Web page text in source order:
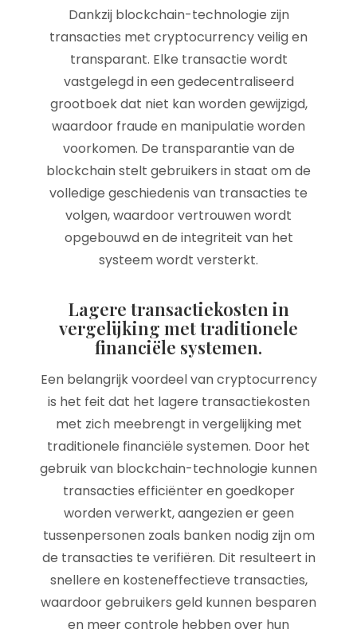
Dankzij blockchain-technologie zijn
transacties met cryptocurrency veilig en
transparant. Elke transactie wordt
vastgelegd in een gedecentraliseerd
grootboek dat niet kan worden gewijzigd,
waardoor fraude en manipulatie worden
voorkomen. De transparantie van de
blockchain stelt gebruikers in staat om de
volledige geschiedenis van transacties te
volgen, waardoor vertrouwen wordt
opgebouwd en de integriteit van het
systeem wordt versterkt.
Lagere transactiekosten in
vergelijking met traditionele
financiële systemen.
Een belangrijk voordeel van cryptocurrency
is het feit dat het lagere transactiekosten
met zich meebrengt in vergelijking met
traditionele financiële systemen. Door het
gebruik van blockchain-technologie kunnen
transacties efficiënter en goedkoper
worden verwerkt, aangezien er geen
tussenpersonen zoals banken nodig zijn om
de transacties te verifiëren. Dit resulteert in
snellere en kosteneffectieve transacties,
waardoor gebruikers geld kunnen besparen
en meer controle hebben over hun